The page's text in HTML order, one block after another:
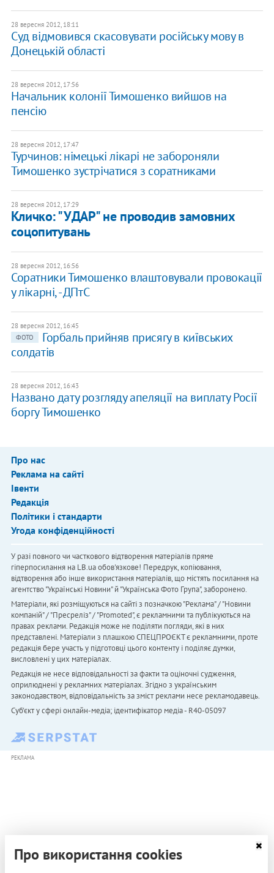
28 вересня 2012, 18:11
Суд відмовився скасовувати російську мову в
Донецькій області
28 вересня 2012, 17:56
Начальник колонії Тимошенко вийшов на
пенсію
28 вересня 2012, 17:47
Турчинов: німецькі лікарі не забороняли
Тимошенко зустрічатися з соратниками
28 вересня 2012, 17:29
Кличко: "УДАР" не проводив замовних
соцопитувань
28 вересня 2012, 16:56
Соратники Тимошенко влаштовували провокації
у лікарні, - ДПтС
28 вересня 2012, 16:45
ФОТО
Горбаль прийняв присягу в київських
солдатів
28 вересня 2012, 16:43
Названо дату розгляду апеляції на виплату Росії
боргу Тимошенко
Про нас
Реклама на сайті
Івенти
Редакція
Політики і стандарти
Угода конфіденційності
У разі повного чи часткового відтворення матеріалів пряме
гіперпосилання на LB.ua обов'язкове! Передрук, копіювання,
відтворення або інше використання матеріалів, що містять посилання на
агентство "Українськi Новини" й "Українська Фото Група", заборонено.
Матеріали, які розміщуються на сайті з позначкою "Реклама" / "Новини
компаній" / "Пресреліз" / "Promoted", є рекламними та публікуються на
правах реклами. Редакція може не поділяти погляди, які в них
представлені. Матеріали з плашкою СПЕЦПРОЄКТ є рекламними, проте
редакція бере участь у підготовці цього контенту і поділяє думки,
висловлені у цих матеріалах.
Редакція не несе відповідальності за факти та оціночні судження,
оприлюднені у рекламних матеріалах. Згідно з українським
законодавством, відповідальність за зміст реклами несе рекламодавець.
Cуб'єкт у сфері онлайн-медіа; ідентифікатор медіа - R40-05097
РЕКЛАМА
Про використання cookies